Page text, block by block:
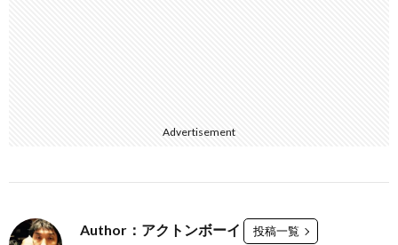
Advertisement
Author：アクトンボーイ 投稿一覧